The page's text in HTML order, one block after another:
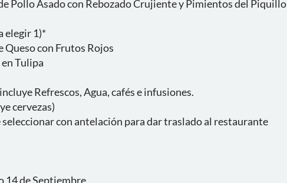
Pollo Asado con Rebozado Crujiente y Pimientos del Piquillo
elegir 1)*
Queso con Frutos Rojos
Tulipa
Refrescos, Agua, cafés e infusiones.
cervezas)
seleccionar con antelación para dar traslado al restaurante
14 de Septiembre